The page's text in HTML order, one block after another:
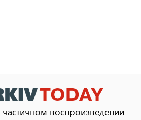
воспроизведении